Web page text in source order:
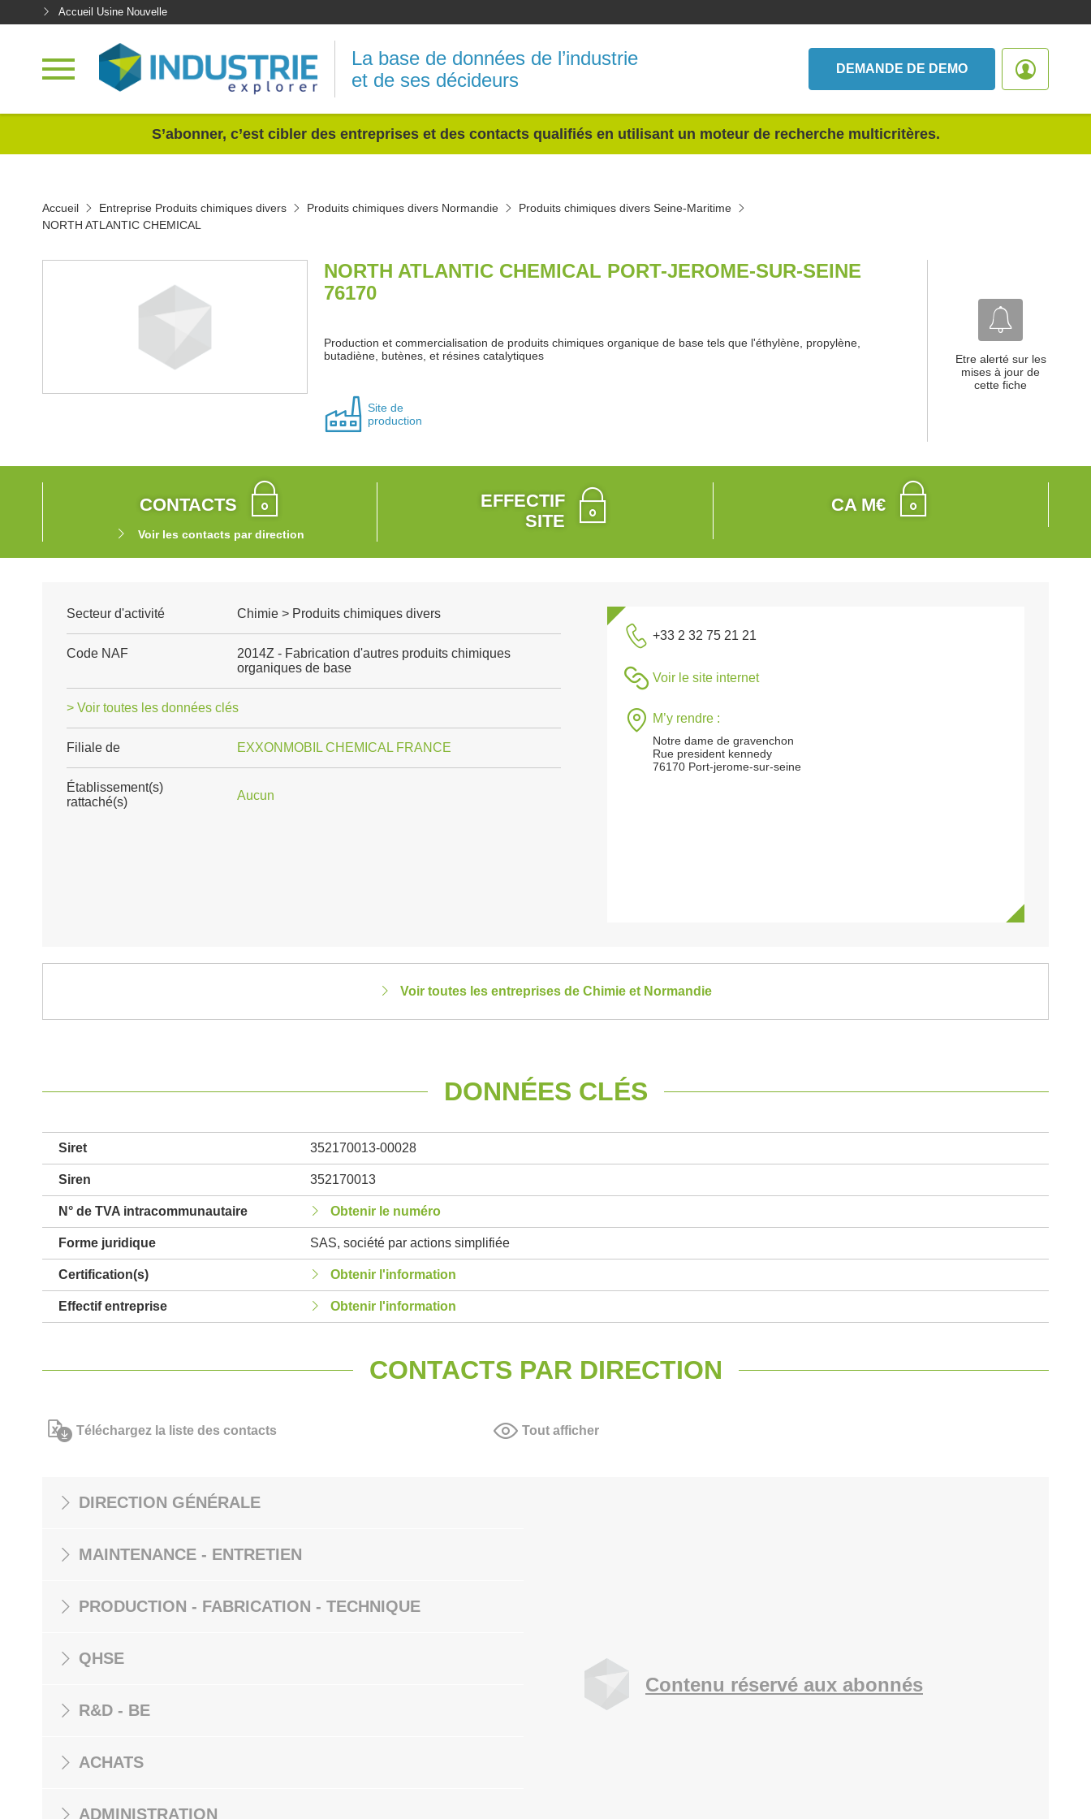
Accueil Usine Nouvelle
La base de données de l’industrie
et de ses décideurs
DEMANDE DE DEMO
S’abonner, c’est cibler des entreprises et des contacts qualifiés en utilisant un moteur de recherche multicritères.
Accueil Entreprise Produits chimiques divers Produits chimiques divers Normandie
Produits chimiques divers Seine-Maritime
NORTH ATLANTIC CHEMICAL
NORTH ATLANTIC CHEMICAL PORT-JEROME-SUR-SEINE
76170
Production et commercialisation de produits chimiques organique de base tels que l'éthylène, propylène,
butadiène, butènes, et résines catalytiques
Site de
production
Etre alerté sur les
mises à jour de
cette fiche
CONTACTS
Voir les contacts par direction
EFFECTIF
SITE
CA M€
Secteur d'activité Chimie > Produits chimiques divers
Code NAF
2014Z - Fabrication d'autres produits chimiques
organiques de base
> Voir toutes les données clés
Filiale de EXXONMOBIL CHEMICAL FRANCE
Établissement(s)
rattaché(s)
Aucun
+33 2 32 75 21 21
Voir le site internet
M’y rendre :
Notre dame de gravenchon
Rue president kennedy
76170 Port-jerome-sur-seine
Voir toutes les entreprises de Chimie et Normandie
DONNÉES CLÉS
Siret 352170013-00028
Siren 352170013
N° de TVA intracommunautaire Obtenir le numéro
Forme juridique SAS, société par actions simplifiée
Certification(s) Obtenir l'information
Effectif entreprise Obtenir l'information
CONTACTS PAR DIRECTION
Téléchargez la liste des contacts Tout afficher
DIRECTION GÉNÉRALE
MAINTENANCE - ENTRETIEN
PRODUCTION - FABRICATION - TECHNIQUE
QHSE
R&D - BE
ACHATS
ADMINISTRATION
Contenu réservé aux abonnés